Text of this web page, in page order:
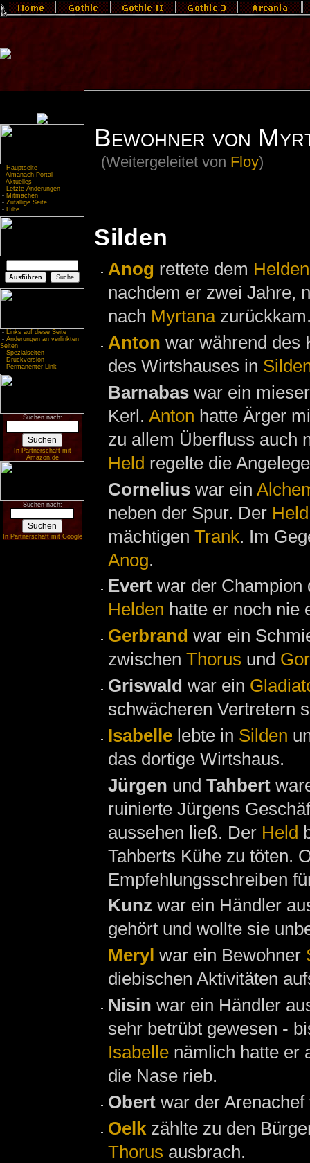
- Hauptseite
- Almanach-Portal
- Aktuelles
- Letzte Änderungen
- Mitmachen
- Zufällige Seite
- Hilfe
- Links auf diese Seite
- Änderungen an verlinkten
Seiten
- Spezialseiten
- Druckversion
- Permanenter Link
Suchen nach:
In Partnerschaft mit
Amazon.de
Suchen nach:
In Partnerschaft mit Google
Bewohner von
(Weitergeleitet von Floy)
Silden
Anog rettete dem Helden
nachdem er zwei Jahre,
nach Myrtana
Anton war während des
des Wirtshauses in
Barnabas war ein
Kerl. Anton hatte Ärger
zu allem Überfluss auch
Held regelte die
Cornelius war ein
neben der Spur. Der Held
mächtigen Trank. Im
Anog.
Evert war der Champion
Helden hatte er noch nie
Gerbrand war ein
zwischen Thorus und
Griswald war ein
schwächeren Vertretern
Isabelle lebte in Silden
das dortige Wirtshaus.
Jürgen und Tahbert
ruinierte Jürgens
aussehen ließ. Der Held
Tahberts Kühe zu töten.
Empfehlungsschreiben
Kunz war ein Händler
gehört und wollte sie
Meryl war ein Bewohner
diebischen Aktivitäten
Nisin war ein Händler
sehr betrübt gewesen -
Isabelle nämlich hatte er
die Nase rieb.
Obert war der
Oelk zählte zu den
Thorus ausbrach.